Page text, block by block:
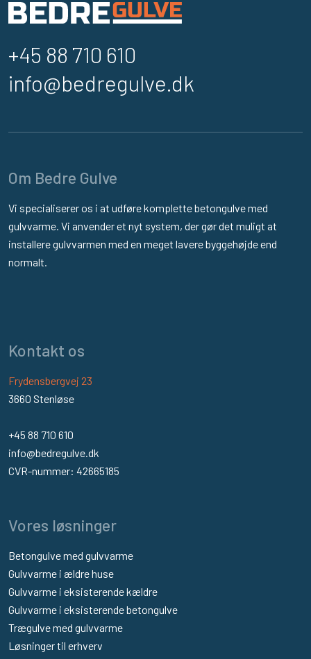
+45 88 710 610
info@bedregulve.dk
Om Bedre Gulve
Vi specialiserer os i at udføre komplette betongulve med
gulvvarme. Vi anvender et nyt system, der gør det muligt at
installere gulvvarmen med en meget lavere byggehøjde end
normalt.
Kontakt os
Frydensbergvej 23
3660 Stenløse
+45 88 710 610
info@bedregulve.dk
​CVR-nummer: 42665185
Vores løsninger
Betongulve med gulvvarme
Gulvvarme i ældre huse
Gulvvarme i eksisterende kældre
Gulvvarme i eksisterende betongulve
​Trægulve med gulvvarme
Løsninger til erhverv